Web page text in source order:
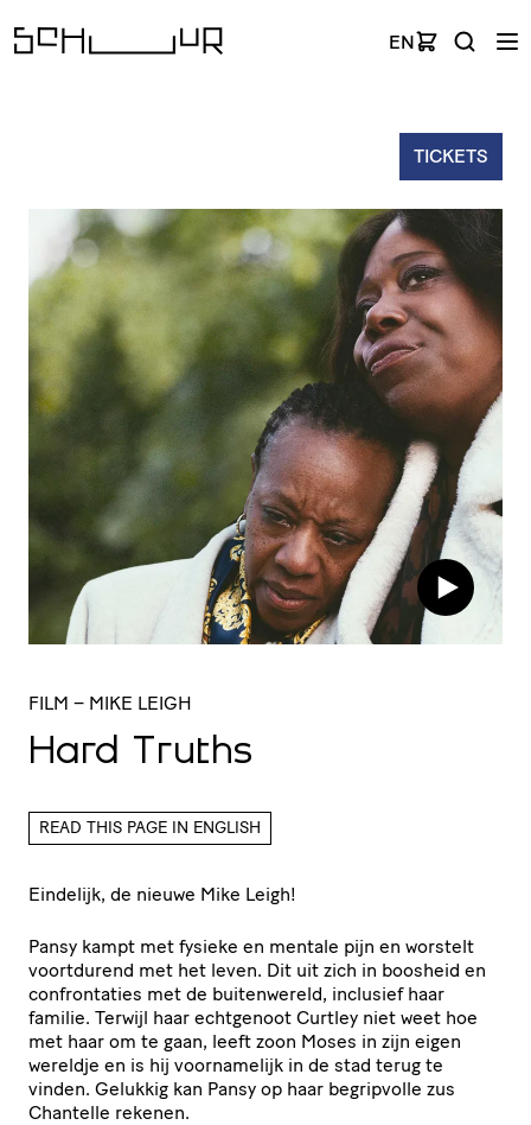
EN
TICKETS
FILM – MIKE LEIGH
Hard Truths
READ THIS PAGE IN ENGLISH
Eindelijk, de nieuwe Mike Leigh!
Pansy kampt met fysieke en mentale pijn en worstelt
voortdurend met het leven. Dit uit zich in boosheid en
confrontaties met de buitenwereld, inclusief haar
familie. Terwijl haar echtgenoot Curtley niet weet hoe
met haar om te gaan, leeft zoon Moses in zijn eigen
wereldje en is hij voornamelijk in de stad terug te
vinden. Gelukkig kan Pansy op haar begripvolle zus
Chantelle rekenen.